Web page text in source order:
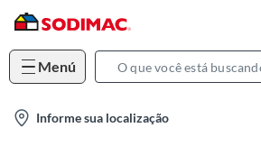
Menú
S
Informe sua localização